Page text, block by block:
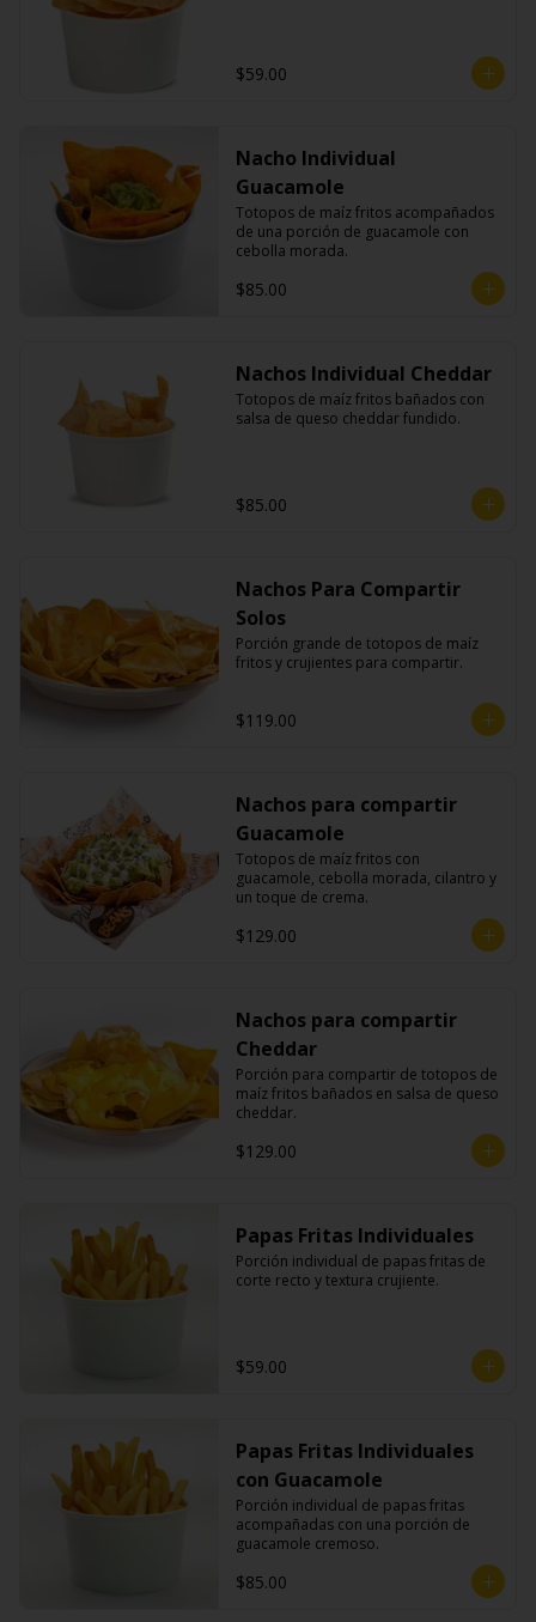
$59.00
Nacho Individual
Guacamole
Totopos de maíz fritos acompañados
de una porción de guacamole con
cebolla morada.
$85.00
Nachos Individual Cheddar
Totopos de maíz fritos bañados con
salsa de queso cheddar fundido.
$85.00
Nachos Para Compartir
Solos
Porción grande de totopos de maíz
fritos y crujientes para compartir.
$119.00
Nachos para compartir
Guacamole
Totopos de maíz fritos con
guacamole, cebolla morada, cilantro y
un toque de crema.
$129.00
Nachos para compartir
Cheddar
Porción para compartir de totopos de
maíz fritos bañados en salsa de queso
cheddar.
$129.00
Papas Fritas Individuales
Porción individual de papas fritas de
corte recto y textura crujiente.
$59.00
Papas Fritas Individuales
con Guacamole
Porción individual de papas fritas
acompañadas con una porción de
guacamole cremoso.
$85.00